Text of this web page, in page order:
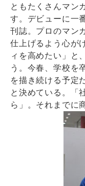
ともたくさんマン
す。デビューに一
刊誌。プロのマン
仕上げるよう心が
ィを高めたい」と
う。今春、学校を
を描き続ける予定
と決めている。「
ら」。それまでに